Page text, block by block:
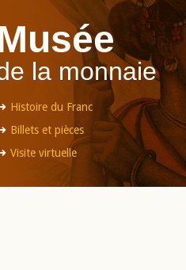
la monnaie
Histoire du Franc
Billets et pièces
Visite virtuelle